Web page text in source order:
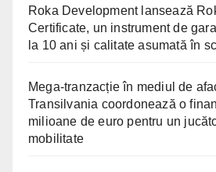
Roka Development lansează
Certificate, un instrument de
la 10 ani și calitate asumată în
Mega-tranzacție în mediul de
Transilvania coordonează o
milioane de euro pentru un
mobilitate